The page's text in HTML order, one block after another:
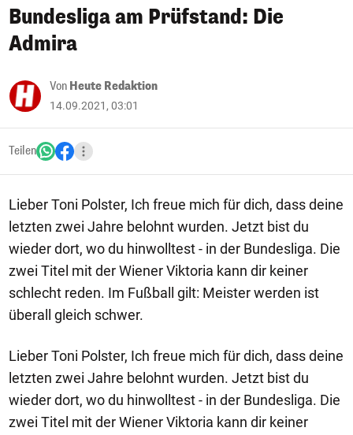
Bundesliga am Prüfstand: Die
Admira
Von Heute Redaktion
14.09.2021, 03:01
Teilen
Lieber Toni Polster, Ich freue mich für dich, dass deine
letzten zwei Jahre belohnt wurden. Jetzt bist du
wieder dort, wo du hinwolltest - in der Bundesliga. Die
zwei Titel mit der Wiener Viktoria kann dir keiner
schlecht reden. Im Fußball gilt: Meister werden ist
überall gleich schwer.
Lieber Toni Polster, Ich freue mich für dich, dass deine
letzten zwei Jahre belohnt wurden. Jetzt bist du
wieder dort, wo du hinwolltest - in der Bundesliga. Die
zwei Titel mit der Wiener Viktoria kann dir keiner